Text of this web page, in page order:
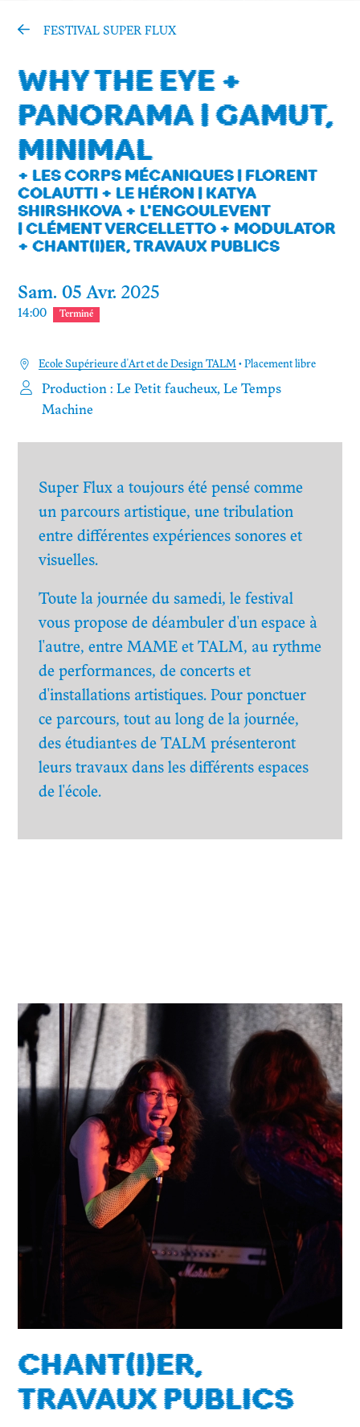
FESTIVAL SUPER FLUX
WHY THE EYE +
PANORAMA | GAMUT,
MINIMAL
+ LES CORPS MÉCANIQUES | FLORENT
COLAUTTI + LE HÉRON | KATYA
SHIRSHKOVA + L'ENGOULEVENT
| CLÉMENT VERCELLETTO + MODULATOR
+ CHANT(I)ER, TRAVAUX PUBLICS
Sam. 05 Avr. 2025
14:00 Terminé
Ecole Supérieure d'Art et de Design TALM• Placement libre
Production : Le Petit faucheux, Le Temps
Machine
Super Flux a toujours été pensé comme
un parcours artistique, une tribulation
entre différentes expériences sonores et
visuelles.
Toute la journée du samedi, le festival
vous propose de déambuler d'un espace à
l'autre, entre MAME et TALM, au rythme
de performances, de concerts et
d'installations artistiques. Pour ponctuer
ce parcours, tout au long de la journée,
des étudiant·es de TALM présenteront
leurs travaux dans les différents espaces
de l'école.
CHANT(I)ER,
TRAVAUX PUBLICS
Mon compte
Contact
Facebook
Instagram
Mastodon